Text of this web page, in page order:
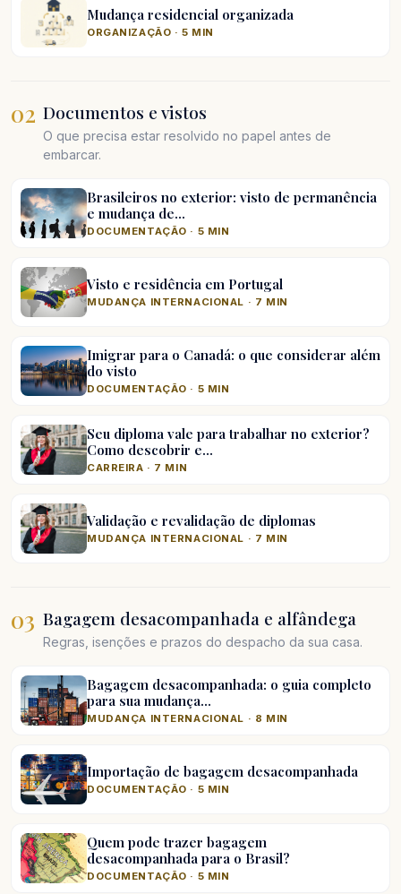
Mudança residencial organizada
ORGANIZAÇÃO · 5 MIN
02 Documentos e vistos
O que precisa estar resolvido no papel antes de
embarcar.
Brasileiros no exterior: visto de permanência
e mudança de…
DOCUMENTAÇÃO · 5 MIN
Visto e residência em Portugal
MUDANÇA INTERNACIONAL · 7 MIN
Imigrar para o Canadá: o que considerar além
do visto
DOCUMENTAÇÃO · 5 MIN
Seu diploma vale para trabalhar no exterior?
Como descobrir e…
CARREIRA · 7 MIN
Validação e revalidação de diplomas
MUDANÇA INTERNACIONAL · 7 MIN
03 Bagagem desacompanhada e alfândega
Regras, isenções e prazos do despacho da sua casa.
Bagagem desacompanhada: o guia completo
para sua mudança…
MUDANÇA INTERNACIONAL · 8 MIN
Importação de bagagem desacompanhada
DOCUMENTAÇÃO · 5 MIN
Quem pode trazer bagagem
desacompanhada para o Brasil?
DOCUMENTAÇÃO · 5 MIN